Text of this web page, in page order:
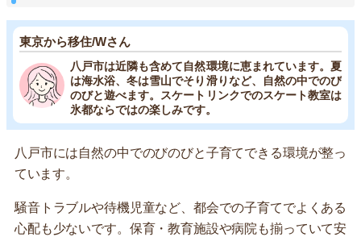
東京から移住/Wさん
八戸市は近隣も含めて自然環境に恵まれています。夏
は海水浴、冬は雪山でそり滑りなど、自然の中でのび
のびと遊べます。スケートリンクでのスケート教室は
氷都ならではの楽しみです。
八戸市には自然の中でのびのびと子育てできる環境が整っ
ています。
騒音トラブルや待機児童など、都会での子育てでよくある
心配も少ないです。保育・教育施設や病院も揃っていて安